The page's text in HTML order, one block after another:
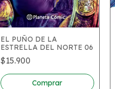
EL PUÑO DE LA
ESTRELLA DEL NORTE 06
$15.900